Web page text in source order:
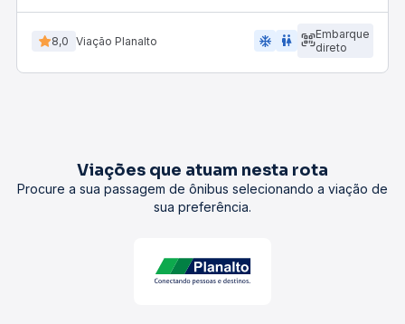
8,0 Viação Planalto ac_unit wc
Embarque
direto
Viações que atuam nesta rota
Procure a sua passagem de ônibus selecionando a viação de
sua preferência.